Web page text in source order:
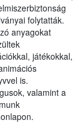
folytatták.
anyagokat
játékokkal,
is.
valamint a